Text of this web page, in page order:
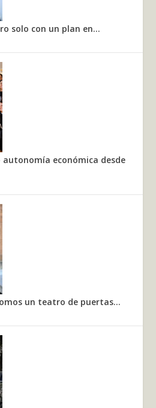
solo con un plan en...
autonomía económica desde
un teatro de puertas...